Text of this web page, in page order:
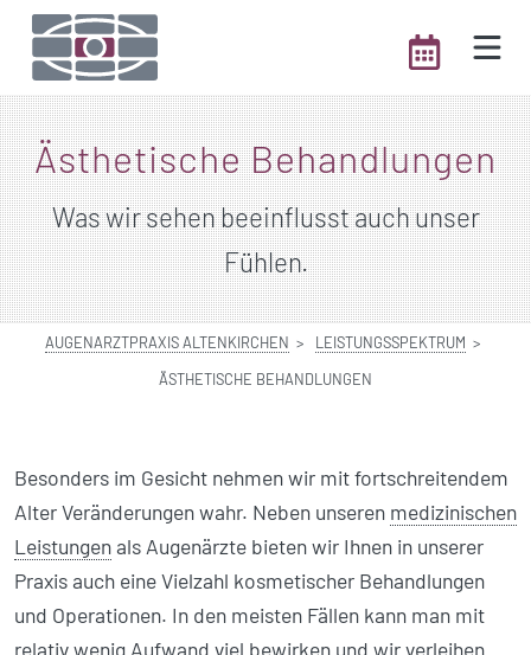
Ästhetische Behandlungen
Was wir sehen beeinflusst auch unser
Fühlen.
AUGENARZTPRAXIS ALTENKIRCHEN
LEISTUNGSSPEKTRUM
ÄSTHETISCHE BEHANDLUNGEN
Besonders im Gesicht nehmen wir mit fort­schreitendem
Alter Veränderungen wahr. Neben unseren medizinischen
Leistungenals Augenärzte bieten wir Ihnen in unserer
Praxis auch eine Vielzahl kosmetischer Behandlungen
und Operationen. In den meisten Fällen kann man mit
relativ wenig Aufwand viel bewirken und wir verleihen